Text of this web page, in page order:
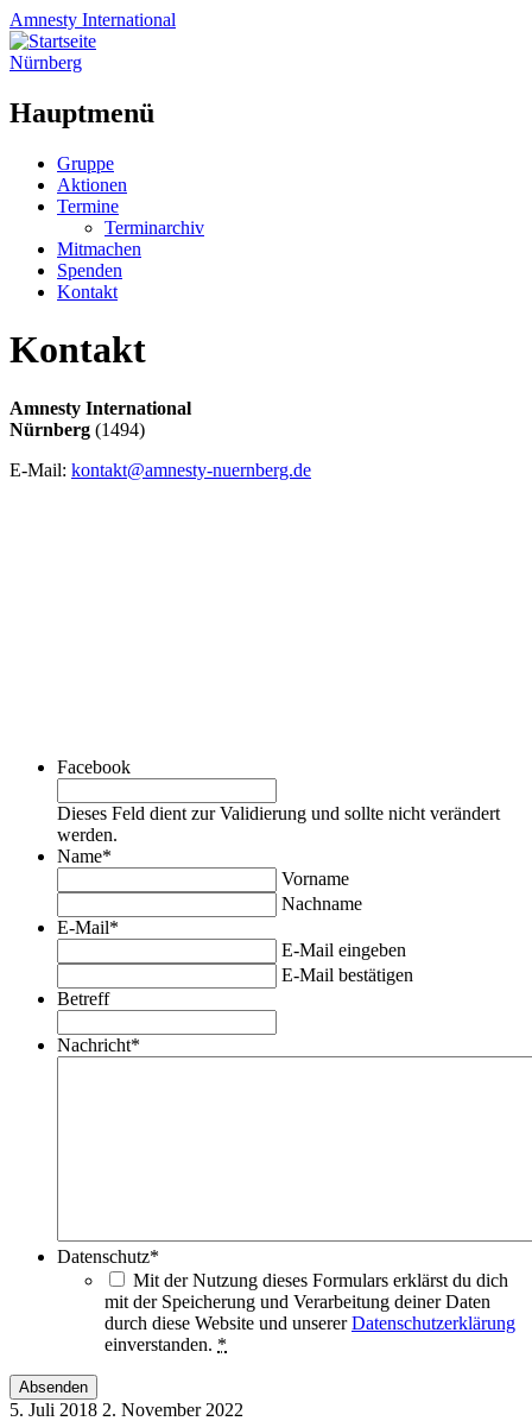
Amnesty International
Nürnberg
Hauptmenü
Zum
Inhalt
springen
Gruppe
Aktionen
Termine
Terminarchiv
Mitmachen
Spenden
Kontakt
Kontakt
Amnesty International
Nürnberg (1494)
E-Mail: kontakt@amnesty-nuernberg.de
Facebook
Dieses Feld dient zur Validierung und sollte nicht verändert
werden.
Name*
Vorname
Nachname
E-Mail*
E-Mail eingeben
E-Mail bestätigen
Betreff
Nachricht*
Datenschutz*
Mit der Nutzung dieses Formulars erklärst du dich
mit der Speicherung und Verarbeitung deiner Daten
durch diese Website und unsererDatenschutzerklärung
einverstanden. *
5. Juli 2018 2. November 2022